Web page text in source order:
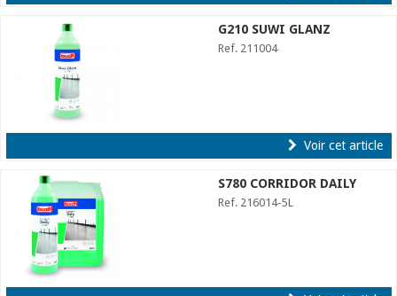
G210 SUWI GLANZ
Ref. 211004
Voir cet article
S780 CORRIDOR DAILY
Ref. 216014-5L